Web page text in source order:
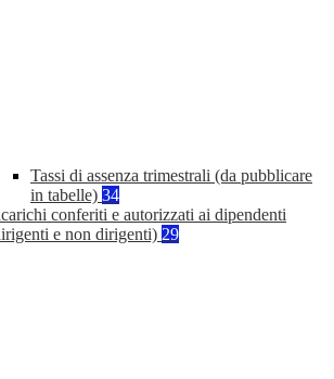
Tassi di assenza trimestrali (da pubblicare
in tabelle) 34
conferiti e autorizzati ai dipendenti
e non dirigenti) 29